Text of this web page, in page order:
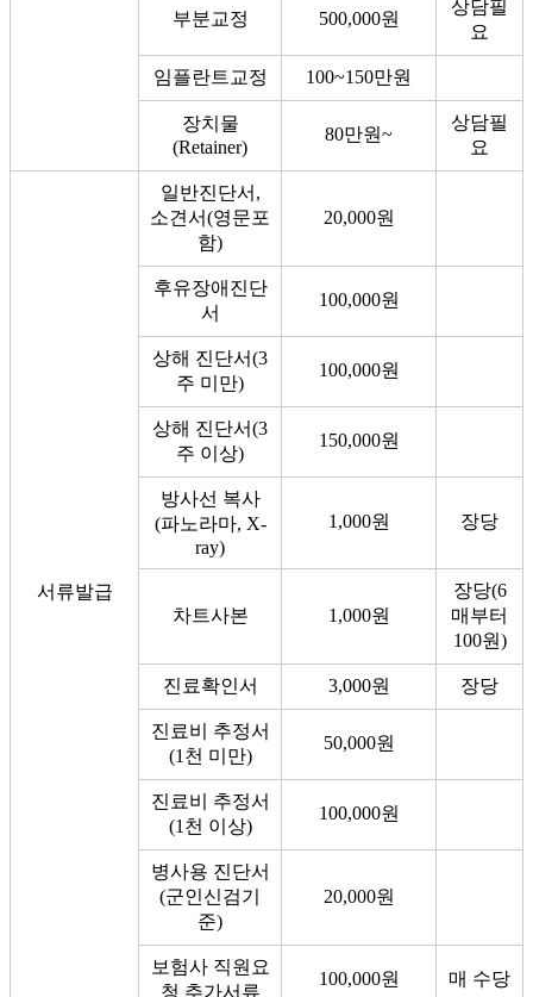
부분교정 500,000원
상담필
요
임플란트교정 100~150만원
장치물
(Retainer)
80만원~
상담필
요
서류발급
일반진단서,
소견서(영문포
함)
20,000원
후유장애진단
서
100,000원
상해 진단서(3
주 미만)
100,000원
상해 진단서(3
주 이상)
150,000원
방사선 복사
(파노라마, X-
ray)
1,000원 장당
차트사본 1,000원
장당(6
매부터
100원)
진료확인서 3,000원 장당
진료비 추정서
(1천 미만)
50,000원
진료비 추정서
(1천 이상)
100,000원
병사용 진단서
(군인신검기
준)
20,000원
보험사 직원요
청 추가서류
100,000원 매 수당